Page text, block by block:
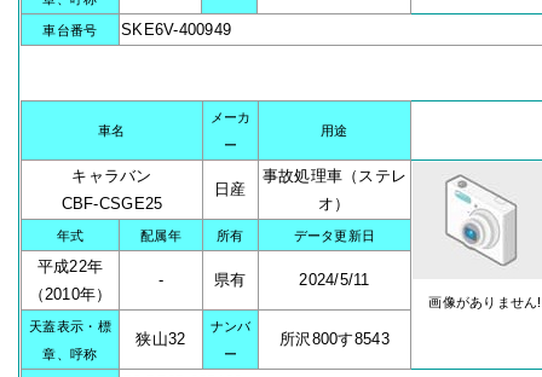
車台番号 SKE6V-400949
車名
メーカ
ー
用途
キャラバン
CBF-CSGE25
日産
事故処理車（ステレ
オ）
画像がありません!
年式 配属年 所有 データ更新日
平成22年
（2010年）
- 県有 2024/5/11
天蓋表示・標
章、呼称
狭山32
ナンバ
ー
所沢800す8543